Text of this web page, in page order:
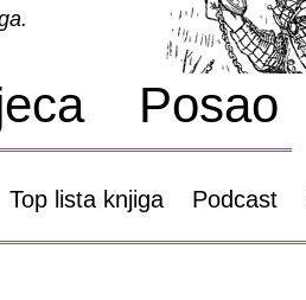
Posao
Top lista knjiga Podcast